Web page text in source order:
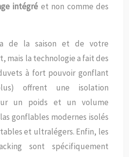
intégré et non comme des
de la saison et de votre
mais la technologie a fait des
à fort pouvoir gonflant
offrent une isolation
un poids et un volume
gonflables modernes isolés
et ultralégers. Enfin, les
sont spécifiquement